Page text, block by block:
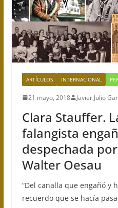
ARTÍCULOS INTERNACIONAL
21 mayo, 2018 Javier Julio
Clara Stauffer.
falangista
despechada
Walter Oesau
“Del canalla que engañó y
recuerdo que se hacía